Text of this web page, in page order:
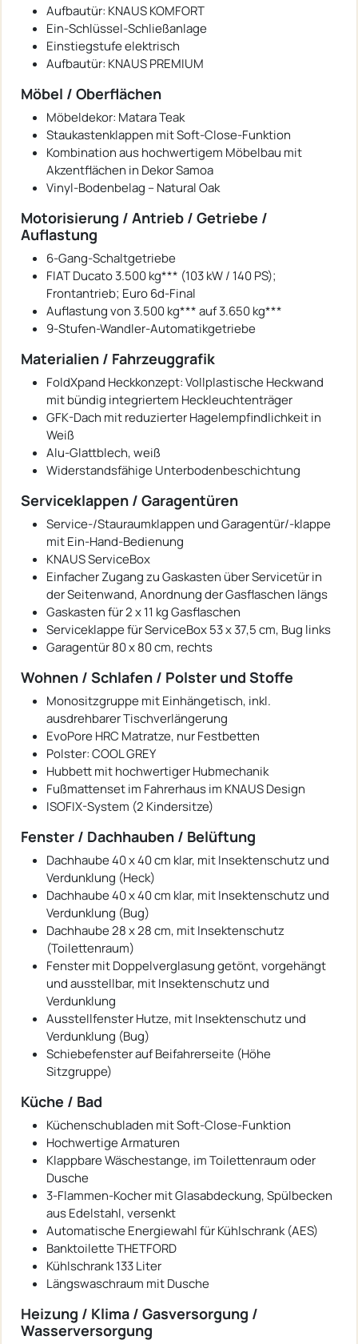
Aufbautür: KNAUS KOMFORT
Ein-Schlüssel-Schließanlage
Einstiegstufe elektrisch
Aufbautür: KNAUS PREMIUM
Möbel / Oberflächen
Möbeldekor: Matara Teak
Staukastenklappen mit Soft-Close-Funktion
Kombination aus hochwertigem Möbelbau mit
Akzentflächen in Dekor Samoa
Vinyl-Bodenbelag – Natural Oak
Motorisierung / Antrieb / Getriebe /
Auflastung
6-Gang-Schaltgetriebe
FIAT Ducato 3.500 kg*** (103 kW / 140 PS);
Frontantrieb; Euro 6d-Final
Auflastung von 3.500 kg*** auf 3.650 kg***
9-Stufen-Wandler-Automatikgetriebe
Materialien / Fahrzeuggrafik
FoldXpand Heckkonzept: Vollplastische Heckwand
mit bündig integriertem Heckleuchtenträger
GFK-Dach mit reduzierter Hagelempfindlichkeit in
Weiß
Alu-Glattblech, weiß
Widerstandsfähige Unterbodenbeschichtung
Serviceklappen / Garagentüren
Service-/Stauraumklappen und Garagentür/-klappe
mit Ein-Hand-Bedienung
KNAUS ServiceBox
Einfacher Zugang zu Gaskasten über Servicetür in
der Seitenwand, Anordnung der Gasflaschen längs
Gaskasten für 2 x 11 kg Gasflaschen
Serviceklappe für ServiceBox 53 x 37,5 cm, Bug links
Garagentür 80 x 80 cm, rechts
Wohnen / Schlafen / Polster und Stoffe
Monositzgruppe mit Einhängetisch, inkl.
ausdrehbarer Tischverlängerung
EvoPore HRC Matratze, nur Festbetten
Polster: COOL GREY
Hubbett mit hochwertiger Hubmechanik
Fußmattenset im Fahrerhaus im KNAUS Design
ISOFIX-System (2 Kindersitze)
Fenster / Dachhauben / Belüftung
Dachhaube 40 x 40 cm klar, mit Insektenschutz und
Verdunklung (Heck)
Dachhaube 40 x 40 cm klar, mit Insektenschutz und
Verdunklung (Bug)
Dachhaube 28 x 28 cm, mit Insektenschutz
(Toilettenraum)
Fenster mit Doppelverglasung getönt, vorgehängt
und ausstellbar, mit Insektenschutz und
Verdunklung
Ausstellfenster Hutze, mit Insektenschutz und
Verdunklung (Bug)
Schiebefenster auf Beifahrerseite (Höhe
Sitzgruppe)
Küche / Bad
Küchenschubladen mit Soft-Close-Funktion
Hochwertige Armaturen
Klappbare Wäschestange, im Toilettenraum oder
Dusche
3-Flammen-Kocher mit Glasabdeckung, Spülbecken
aus Edelstahl, versenkt
Automatische Energiewahl für Kühlschrank (AES)
Banktoilette THETFORD
Kühlschrank 133 Liter
Längswaschraum mit Dusche
Heizung / Klima / Gasversorgung /
Wasserversorgung